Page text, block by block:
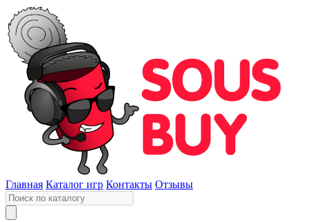
Главная Каталог игр Контакты Отзывы